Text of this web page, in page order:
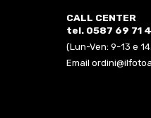
CALL CENTER
tel. 0587 69 71
(Lun-Ven: 9-13 e
Email